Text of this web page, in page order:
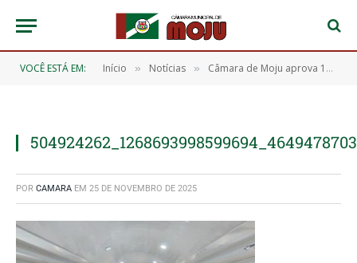
VOCÊ ESTÁ EM: Início » Notícias » Câmara de Moju aprova 16 requerimentos durante a 15ª Sessão Ordinária
POR CAMARA EM 25 DE NOVEMBRO DE 2025